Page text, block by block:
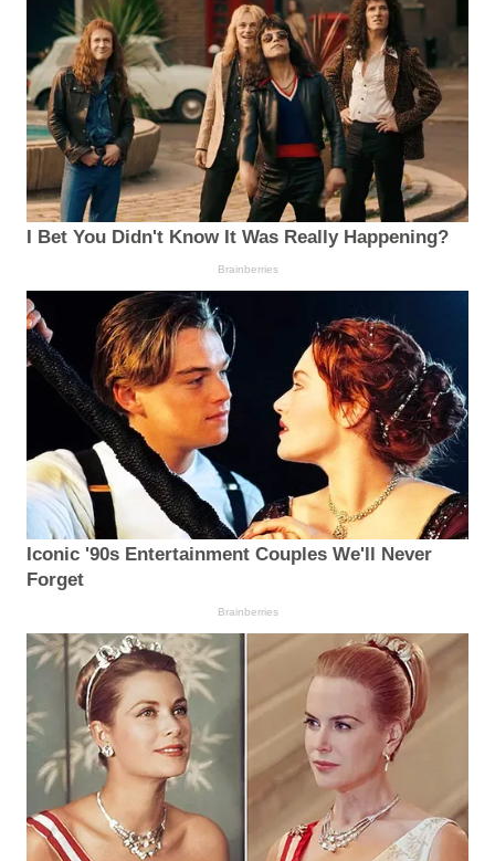
I Bet You Didn't Know It Was Really Happening?
Brainberries
Iconic '90s Entertainment Couples We'll Never
Forget
Brainberries